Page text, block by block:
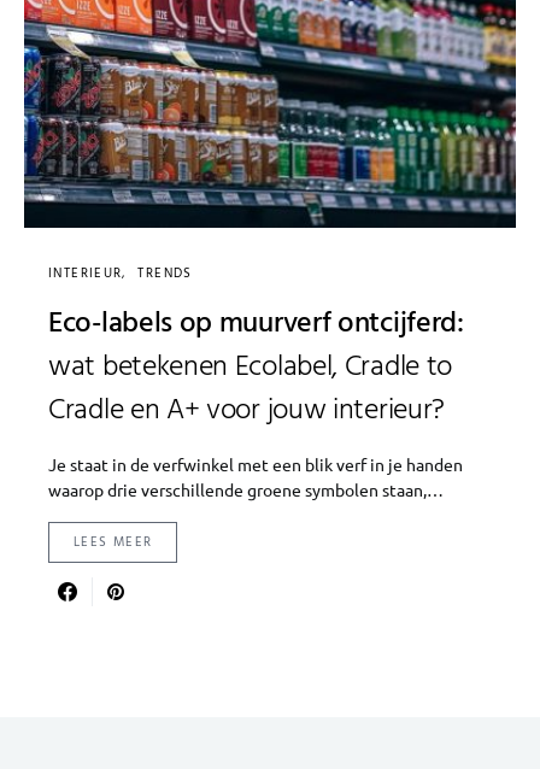
INTERIEUR TRENDS
Eco-labels op muurverf ontcijferd:
wat betekenen Ecolabel, Cradle to
Cradle en A+ voor jouw interieur?
Je staat in de verfwinkel met een blik verf in je handen
waarop drie verschillende groene symbolen staan,…
LEES MEER